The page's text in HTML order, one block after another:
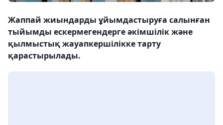
Жаппай жиындарды ұйымдастыруға салынған
тыйымды ескермегендерге әкімшілік және
қылмыстық жауапкершілікке тарту
қарастырылады.